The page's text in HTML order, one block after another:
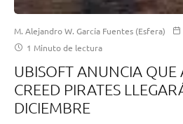
M. Alejandro W. García Fuentes (Esfera)
1 Minuto de lectura
UBISOFT ANUNCIA QUE
CREED PIRATES
DICIEMBRE